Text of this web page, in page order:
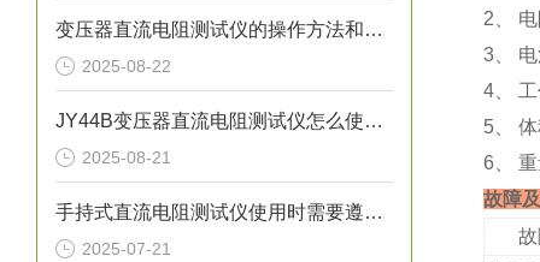
变压器直流电阻测试仪的操作方法和应用范围
2025-08-22
JY44B变压器直流电阻测试仪怎么使用？
2025-08-21
手持式直流电阻测试仪使用时需要遵守哪些要求
2025-07-21
2、
3、
4、
5、
6、
故障
故